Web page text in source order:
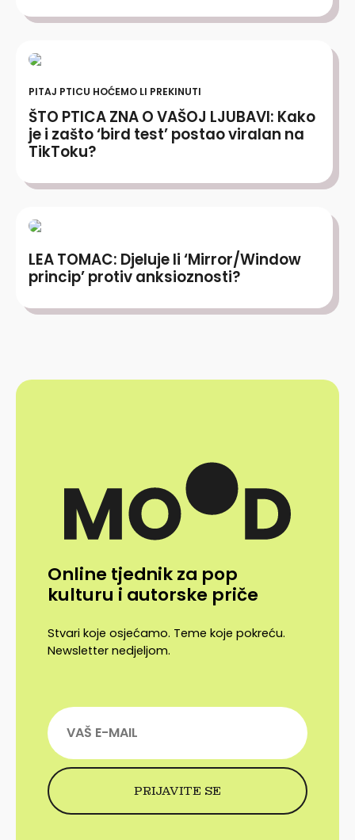
PITAJ PTICU HOĆEMO LI PREKINUTI
ŠTO PTICA ZNA O VAŠOJ LJUBAVI: Kako
je i zašto ‘bird test’ postao viralan na
TikToku?
LEA TOMAC: Djeluje li ‘Mirror/Window
princip’ protiv anksioznosti?
Online tjednik za pop
kulturu i autorske priče
Stvari koje osjećamo. Teme koje pokreću.
Newsletter nedjeljom.